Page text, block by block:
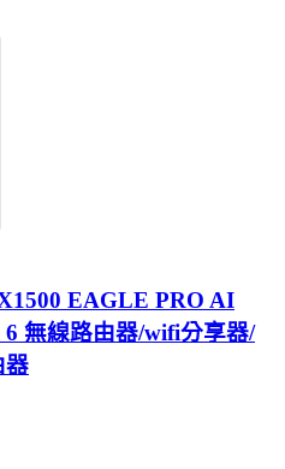
EAGLE PRO AI
無線路由器/wifi分享器/
器